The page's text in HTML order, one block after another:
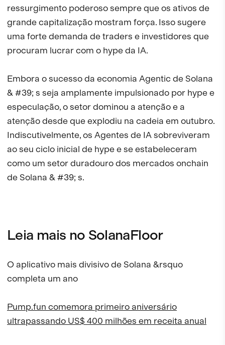
ressurgimento poderoso sempre que os ativos de
grande capitalização mostram força. Isso sugere
uma forte demanda de traders e investidores que
procuram lucrar com o hype da IA.
Embora o sucesso da economia Agentic de Solana
& #39; s seja amplamente impulsionado por hype e
especulação, o setor dominou a atenção e a
atenção desde que explodiu na cadeia em outubro.
Indiscutivelmente, os Agentes de IA sobreviveram
ao seu ciclo inicial de hype e se estabeleceram
como um setor duradouro dos mercados onchain
de Solana & #39; s.
Leia mais no SolanaFloor
O aplicativo mais divisivo de Solana &rsquo
completa um ano
Pump.fun comemora primeiro aniversário
ultrapassando US$ 400 milhões em receita anual